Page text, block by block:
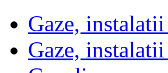
Gaze,
Gaze,